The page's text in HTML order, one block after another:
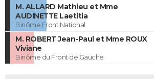
M. ALLARD Mathieu et Mme
AUDINETTE Laetitia
Binôme Front National
M. ROBERT Jean-Paul et Mme ROUX
Viviane
Binôme du Front de Gauche